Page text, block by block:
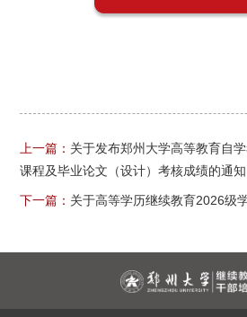
上一篇： 关于发布郑州大学高等教育自
课程及毕业论文（设计）考核成绩的通知
下一篇： 关于高等学历继续教育2026级